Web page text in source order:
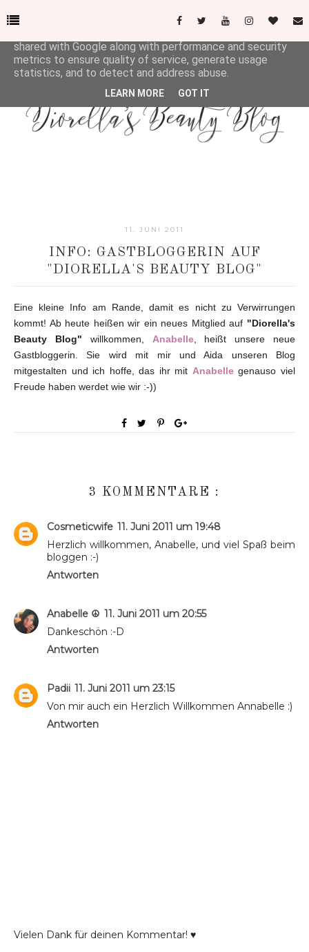
11. JUNI 2011
INFO: GASTBLOGGERIN AUF
"DIORELLA'S BEAUTY BLOG"
Eine kleine Info am Rande, damit es nicht zu Verwirrungen
kommt! Ab heute heißen wir ein neues Mitglied auf "Diorella's
Beauty Blog" willkommen, Anabelle, heißt unsere neue
Gastbloggerin. Sie wird mit mir und Aida unseren Blog
mitgestalten und ich hoffe, das ihr mit Anabellegenauso viel
Freude haben werdet wie wir :-))
3 KOMMENTARE :
Cosmeticwife 11. Juni 2011 um 19:48
Herzlich willkommen, Anabelle, und viel Spaß beim
bloggen :-)
Antworten
Anabelle ☮ 11. Juni 2011 um 20:55
Dankeschön :-D
Antworten
Padii 11. Juni 2011 um 23:15
Von mir auch ein Herzlich Willkommen Annabelle :)
Antworten
Vielen Dank für deinen Kommentar! ♥
This site uses cookies from Google to deliver its services
shared with Google along with performance and security
metrics to ensure quality of service, generate usage
statistics, and to detect and address abuse.
LEARN MORE GOT IT